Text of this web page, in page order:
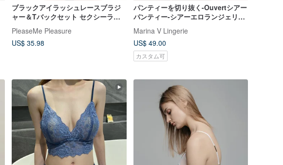
ブラックアイラッシュレースブラジ
ャー＆Tバックセット セクシーラン
ジェリー
PleaseMe Pleasure
US$ 35.98
パンティーを切り抜く-Ouvertシアー
パンティー-シアーエロランジェリー
キーホール下着
Marina V Lingerie
US$ 49.00
カスタム可